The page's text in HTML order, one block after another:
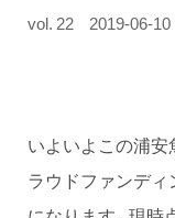
vol. 22 2019-06-10
いよいよこの浦
ラウドファンディ